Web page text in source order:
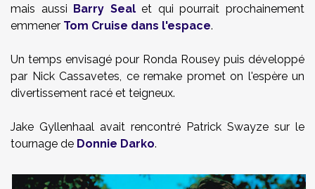
mais aussi Barry Sealet qui pourrait prochainement
emmener Tom Cruise dans l'espace.
Un temps envisagé pour Ronda Rousey puis développé
par Nick Cassavetes, ce remake promet on l'espère un
divertissement racé et teigneux.
Jake Gyllenhaal avait rencontré Patrick Swayze sur le
tournage de Donnie Darko.